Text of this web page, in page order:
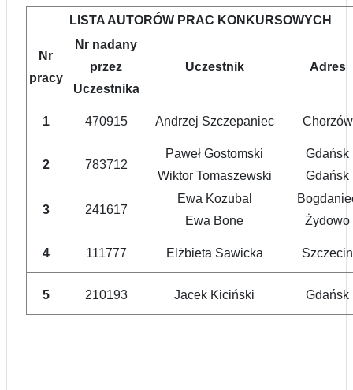
LISTA AUTORÓW PRAC KONKURSOWYCH
Nr
pracy
Nr nadany
przez
Uczestnika
Uczestnik Adres
1 470915 Andrzej Szczepaniec Chorzów
2 783712
Paweł Gostomski
Wiktor Tomaszewski
Gdańsk
Gdańsk
3 241617
Ewa Kozubal
Ewa Bone
Żydowo
4 111777 Elżbieta Sawicka Szczecin
5 210193 Jacek Kiciński Gdańsk
-----------------------------------------------------------------------------------------------
----------------------------------------------------